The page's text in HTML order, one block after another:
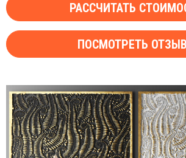
РАССЧИТАТЬ
ПОСМОТРЕТЬ